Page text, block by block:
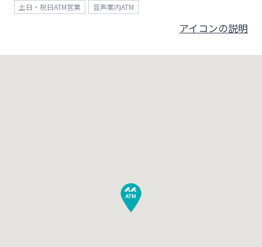
ログオン
ログオン
土日・祝日ATM営業 音声案内ATM
アイコンの説明